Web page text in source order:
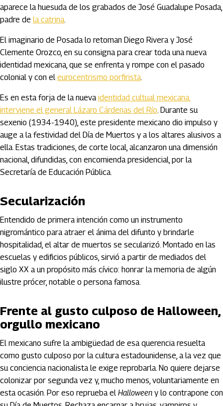
aparece la huesuda de los grabados de José Guadalupe Posada,
padre de la catrina.
El imaginario de Posada lo retoman Diego Rivera y José
Clemente Orozco, en su consigna para crear toda una nueva
identidad mexicana, que se enfrenta y rompe con el pasado
colonial y con el eurocentrismo porfirista.
Es en esta forja de la nuevaidentidad cultual mexicana,
interviene el general Lázaro Cárdenas del Río. Durante su
sexenio (1934-1940), este presidente mexicano dio impulso y
auge a la festividad del Día de Muertos y a los altares alusivos a
ella. Estas tradiciones, de corte local, alcanzaron una dimensión
nacional, difundidas, con encomienda presidencial, por la
Secretaría de Educación Pública.
Secularización
Entendido de primera intención como un instrumento
nigromántico para atraer el ánima del difunto y brindarle
hospitalidad, el altar de muertos se secularizó. Montado en las
escuelas y edificios públicos, sirvió a partir de mediados del
siglo XX a un propósito más cívico: honrar la memoria de algún
ilustre prócer, notable o persona famosa.
Frente al gusto culposo de Halloween,
orgullo mexicano
El mexicano sufre la ambigüedad de esa querencia resuelta
como gusto culposo por la cultura estadounidense, a la vez que
su conciencia nacionalista le exige reprobarla. No quiere dejarse
colonizar por segunda vez y, mucho menos, voluntariamente en
esta ocasión. Por eso reprueba el Halloween y lo contrapone con